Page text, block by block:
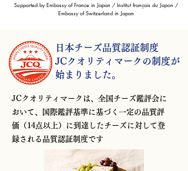
Supported by Embassy of France in Japan / Institut français du Japon /
Embassy of Switzerland in Japan
日本チーズ品質認証制度
JCクオリティマークの制度が
​始まりました。
JCクオリティマークは、全国チーズ鑑評会に
おいて、国際鑑評基準に基づく一定の品質評
価（14点以上）に到達したチーズに対して登
録される品質認証制度です